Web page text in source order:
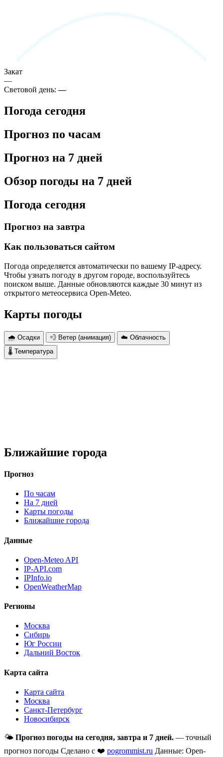
Закат
—
Световой день:—
Погода сегодня
Прогноз по часам
Прогноз на 7 дней
Обзор погоды на 7 дней
Погода сегодня
Прогноз на завтра
Как пользоваться сайтом
Погода определяется автоматически по вашему IP-адресу.
Чтобы узнать погоду в другом городе, воспользуйтесь
поиском выше. Данные обновляются каждые 30 минут из
открытого метеосервиса Open-Meteo.
Карты погоды
🌧 Осадки 💨 Ветер (анимация)
☁️ Облачность
🌡 Температура
Ближайшие города
Прогноз
По часам
На 7 дней
Карты погоды
Ближайшие города
Данные
Open-Meteo API
IP-API.com
IPInfo.io
OpenWeatherMap
Регионы
Москва
Сибирь
Юг России
Дальний Восток
Карта сайта
Карта сайта
Москва
Санкт-Петербург
Новосибирск
🌤 Прогноз погоды на сегодня, завтра и 7 дней. — точный
прогноз погоды Сделано с ❤️ pogrommist.ru Данные: Open-